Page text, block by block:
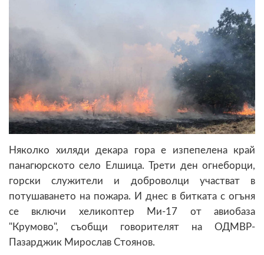
Няколко хиляди декара гора е изпепелена край
панагюрското село Елшица. Трети ден огнеборци,
горски служители и доброволци участват в
потушаването на пожара. И днес в битката с огъня
се включи хеликоптер Ми-17 от авиобаза
"Крумово", съобщи говорителят на ОДМВР-
Пазарджик Мирослав Стоянов.